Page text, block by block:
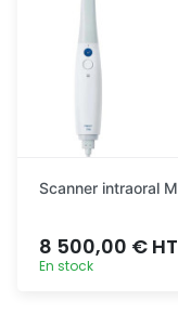
Scanner intraoral
8 500,00 € HT
En stock